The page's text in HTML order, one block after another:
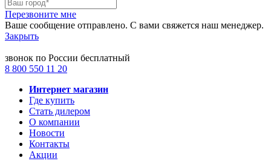
Перезвоните мне
Ваше сообщение отправлено. С вами свяжется наш менеджер.
Закрыть
звонок по России бесплатный
8 800 550 11 20
Интернет магазин
Где купить
Стать дилером
О компании
Новости
Контакты
Акции